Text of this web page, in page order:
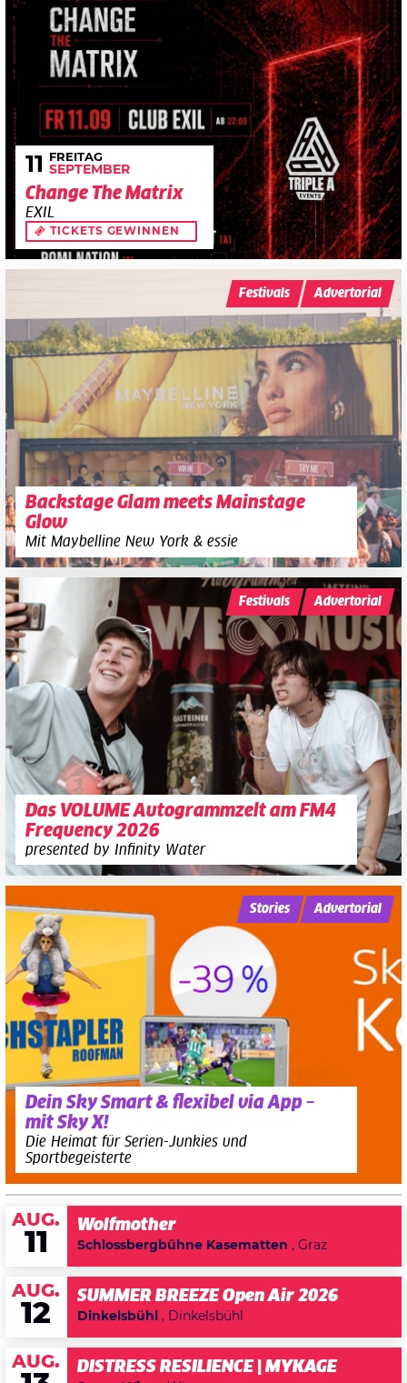
11 FREITAG
SEPTEMBER
Change The Matrix
EXIL
TICKETS GEWINNEN
Backstage Glam meets Mainstage
Glow
Mit Maybelline New York & essie
Festivals Advertorial
Das VOLUME Autogrammzelt am FM4
Frequency 2026
presented by Infinity Water
Festivals Advertorial
Dein Sky Smart & flexibel via App –
mit Sky X!
Die Heimat für Serien-Junkies und
Sportbegeisterte
Stories Advertorial
AUG.
11
Wolfmother
Schlossbergbühne Kasematten , Graz
AUG.
12
SUMMER BREEZE Open Air 2026
Dinkelsbühl , Dinkelsbühl
AUG. DISTRESS RESILIENCE | MYKAGE